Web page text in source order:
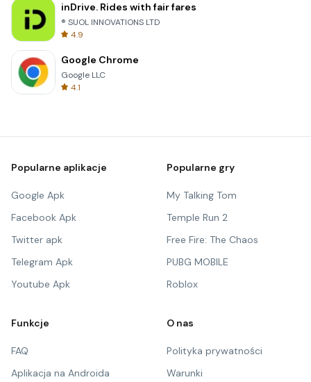
inDrive. Rides with fair fares
® SUOL INNOVATIONS LTD
4.9
Google Chrome
Google LLC
4.1
Popularne aplikacje
Google Apk
Facebook Apk
Twitter apk
Telegram Apk
Youtube Apk
Popularne gry
My Talking Tom
Temple Run 2
Free Fire: The Chaos
PUBG MOBILE
Roblox
Funkcje
FAQ
Aplikacja na Androida
O nas
Polityka prywatności
Warunki